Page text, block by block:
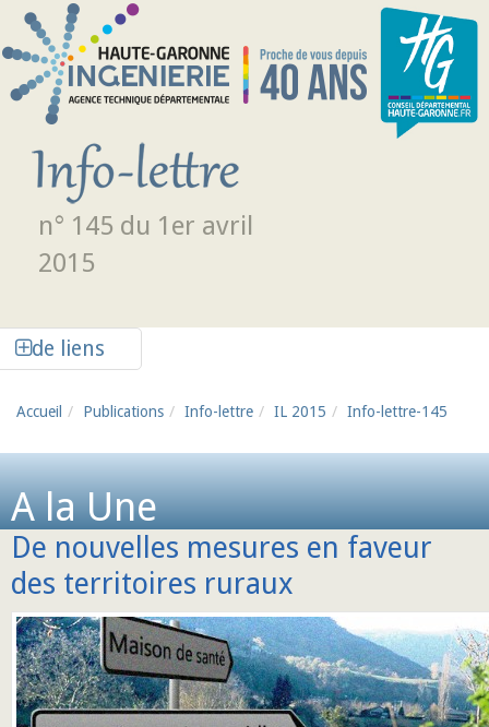
Aller au contenu principal
n° 145 du 1er avril
2015
de liens
Accueil Publications Info-lettre IL 2015 Info-lettre-145
A la Une
De nouvelles mesures en faveur
des territoires ruraux